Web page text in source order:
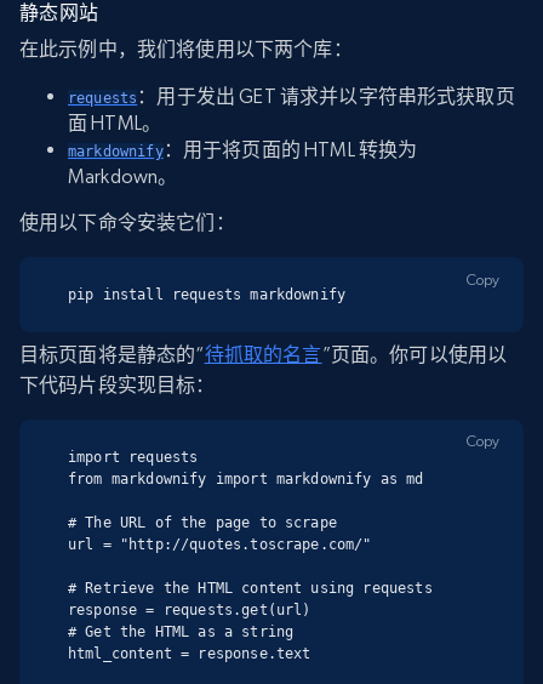
静态网站
在此示例中，我们将使用以下两个库：
requests ：用于发出 GET 请求并以字符串形式获取页
面 HTML。
markdownify：用于将页面的 HTML 转换为
Markdown。
使用以下命令安装它们：
pip install requests markdownify
Copy
目标页面将是静态的“待抓取的名言”页面。你可以使用以
下代码片段实现目标：
import requests
from markdownify import markdownify as md
# The URL of the page to scrape
url = "http://quotes.toscrape.com/"
# Retrieve the HTML content using requests
response = requests.get(url)
# Get the HTML as a string
html_content = response.text
Copy